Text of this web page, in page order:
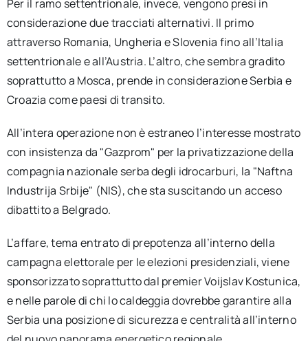
Per il ramo settentrionale, invece, vengono presi in
considerazione due tracciati alternativi. Il primo
attraverso Romania, Ungheria e Slovenia fino all’Italia
settentrionale e all’Austria. L’altro, che sembra gradito
soprattutto a Mosca, prende in considerazione Serbia e
Croazia come paesi di transito.
All’intera operazione non è estraneo l’interesse mostrato
con insistenza da "Gazprom" per la privatizzazione della
compagnia nazionale serba degli idrocarburi, la "Naftna
Industrija Srbije" (NIS), che sta suscitando un acceso
dibattito a Belgrado.
L’affare, tema entrato di prepotenza all’interno della
campagna elettorale per le elezioni presidenziali, viene
sponsorizzato soprattutto dal premier Voijslav Kostunica,
e nelle parole di chi lo caldeggia dovrebbe garantire alla
Serbia una posizione di sicurezza e centralità all’interno